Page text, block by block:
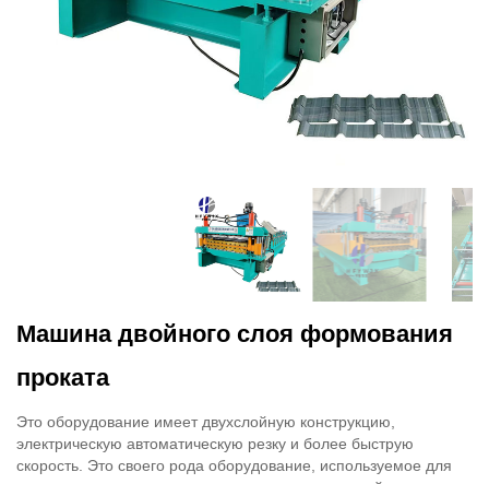
Машина двойного слоя формования
проката
Это оборудование имеет двухслойную конструкцию,
электрическую автоматическую резку и более быструю
скорость. Это своего рода оборудование, используемое для